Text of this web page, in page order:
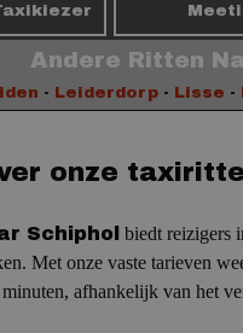
Andere Ritten
- Leiderdorp - Lisse -
onze
Schiphol biedt reizigers
Met onze vaste tarieven
afhankelijk van het